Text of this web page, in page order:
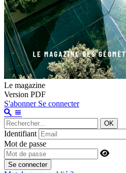
Le magazine
Version PDF
S'abonner Se connecter
OK
Identifiant
Mot de passe
Se connecter